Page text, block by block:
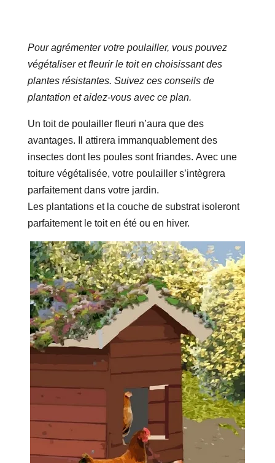
Pour agrémenter votre poulailler, vous pouvez
végétaliser et fleurir le toit en choisissant des
plantes résistantes. Suivez ces conseils de
plantation et aidez-vous avec ce plan.
Un toit de poulailler fleuri n’aura que des
avantages. Il attirera immanquablement des
insectes dont les poules sont friandes. Avec une
toiture végétalisée, votre poulailler s’intègrera
parfaitement dans votre jardin.
Les plantations et la couche de substrat isoleront
parfaitement le toit en été ou en hiver.